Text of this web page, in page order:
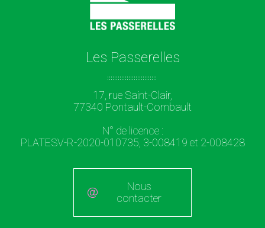
Les Passerelles
17, rue Saint-Clair,
77340 Pontault-Combault
N° de licence :
PLATESV-R-2020-010735, 3-008419 et 2-008428
Nous
contacter